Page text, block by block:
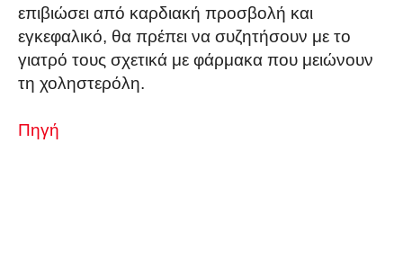
επιβιώσει από καρδιακή προσβολή και
εγκεφαλικό, θα πρέπει να συζητήσουν με το
γιατρό τους σχετικά με φάρμακα που μειώνουν
τη χοληστερόλη.
Πηγή